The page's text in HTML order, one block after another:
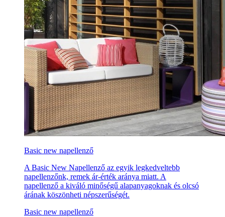
Basic new napellenző
A Basic New Napellenző az egyik legkedveltebb
napellenzőnk, remek ár-érték aránya miatt. A
napellenző a kiváló minőségű alapanyagoknak és olcsó
árának köszönheti népszerűségét.
Basic new napellenző